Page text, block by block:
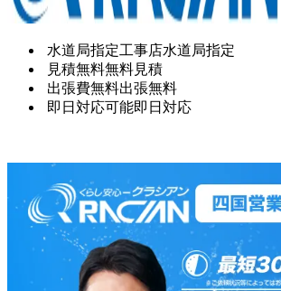
水道局指定工事店水道局指定
見積無料無料見積
出張費無料出張無料
即日対応可能即日対応